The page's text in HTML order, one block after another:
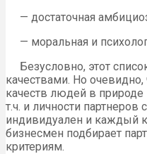
— достаточная
— моральная и
Безусловно, этот
качествами. Но очевидно,
качеств людей в природе
т.ч. и личности
индивидуален и каждый
бизнесмен подбирает
критериям.